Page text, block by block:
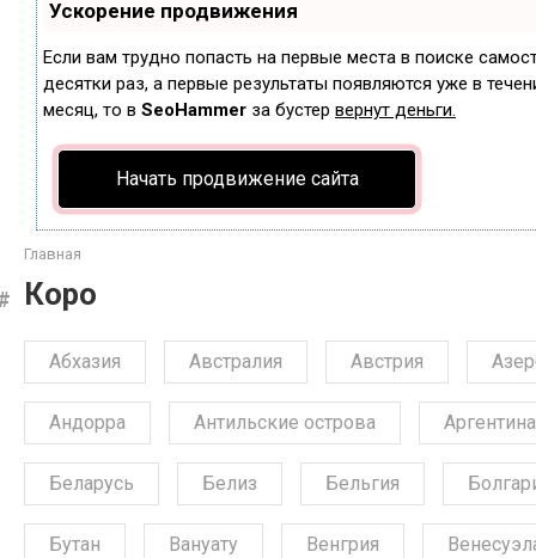
Ускорение продвижения
Если вам трудно попасть на первые места в поиске
десятки раз, а первые результаты появляются уже в
месяц, то в SeoHammer за бустер вернут деньги.
Начать продвижение сайта
Главная
Коро
Абхазия Австралия Австрия
Андорра Антильские острова Аргентина
Беларусь Белиз Бельгия
Бутан Вануату Венгрия